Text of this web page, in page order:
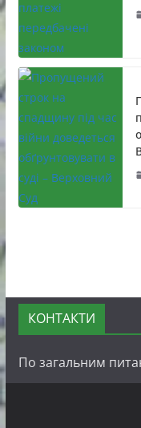
КОНТАКТИ
По загальним